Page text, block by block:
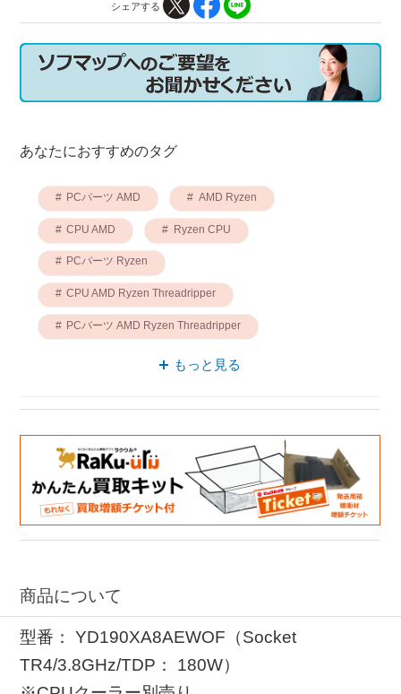
シェアする
あなたにおすすめのタグ
PCパーツ AMD AMD Ryzen
CPU AMD Ryzen CPU
PCパーツ Ryzen
CPU AMD Ryzen Threadripper
PCパーツ AMD Ryzen Threadripper
AMD AMD Ryzen Threadripper
もっと見る
商品について
型番： YD190XA8AEWOF（Socket
TR4/3.8GHz/TDP： 180W）